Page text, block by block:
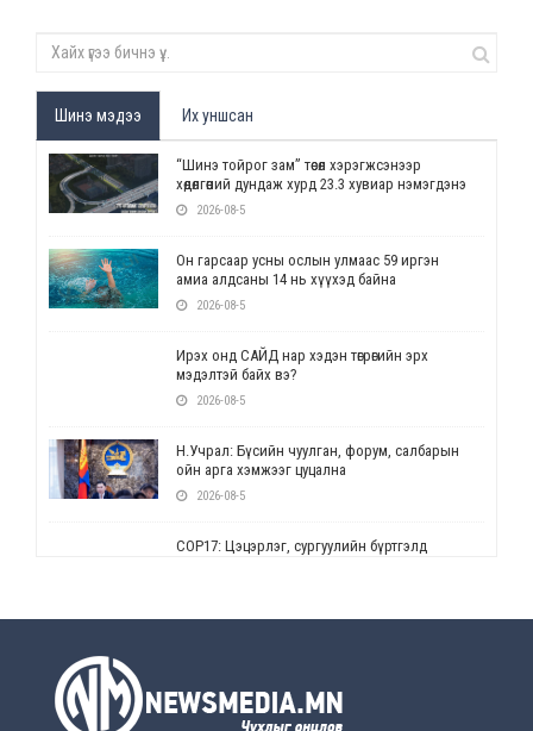
Шинэ мэдээ Их уншсан
“Шинэ тойрог зам” төсөл хэрэгжсэнээр
хөдөлгөөний дундаж хурд 23.3 хувиар нэмэгдэнэ
2026-08-5
Он гарсаар усны ослын улмаас 59 иргэн
амиа алдсаны 14 нь хүүхэд байна
2026-08-5
Ирэх онд САЙД нар хэдэн төгрөгийн эрх
мэдэлтэй байх вэ?
2026-08-5
Н.Учрал: Бүсийн чуулган, форум, салбарын
ойн арга хэмжээг цуцална
2026-08-5
СОР17: Цэцэрлэг, сургуулийн бүртгэлд
2026-08-5